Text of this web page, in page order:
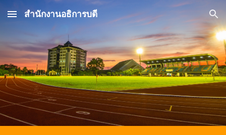
Skip to main content Skip to navigation
สำนักงานอธิการบดี